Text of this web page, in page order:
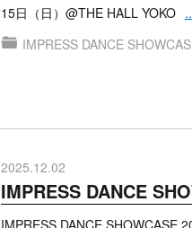
15日（日）@THE HALL YOKO
IMPRESS DANCE
2025.12.02
IMPRESS DANCE
IMPRESS DANCE SHOWCASE